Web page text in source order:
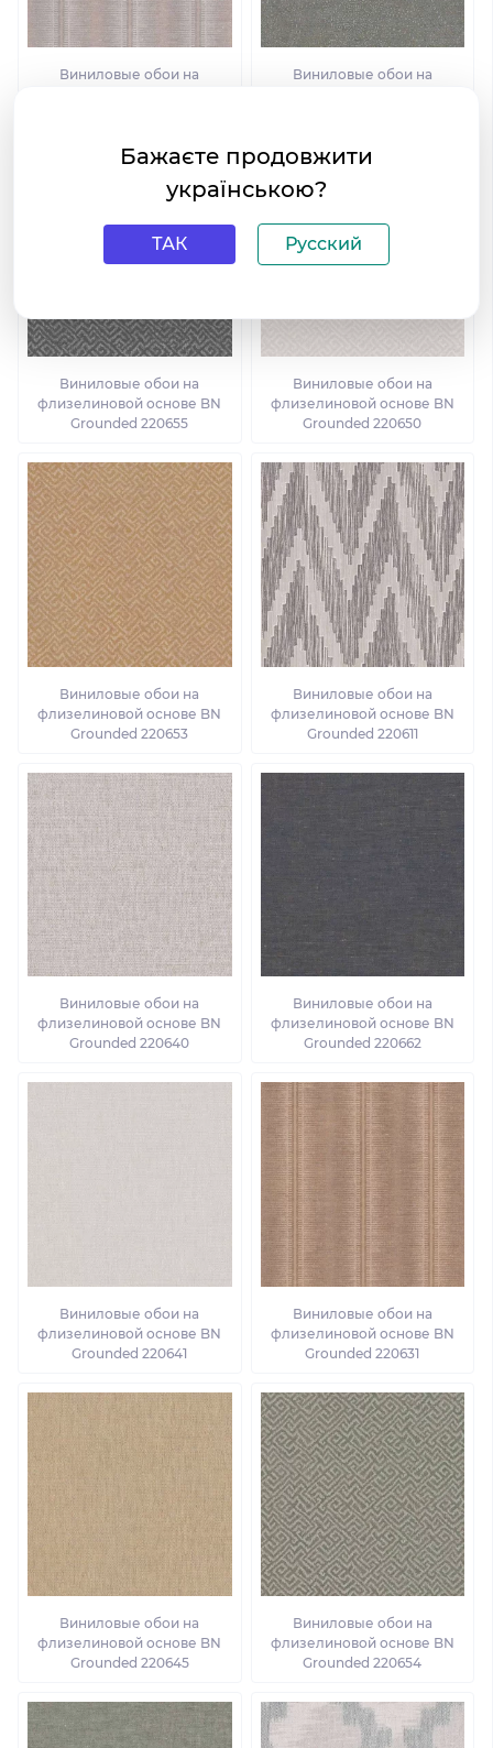
Виниловые обои на
Виниловые обои на
Виниловые обои на
флизелиновой основе BN
Grounded 220655
Виниловые обои на
флизелиновой основе BN
Grounded 220650
Виниловые обои на
флизелиновой основе BN
Grounded 220653
Виниловые обои на
флизелиновой основе BN
Grounded 220611
Виниловые обои на
флизелиновой основе BN
Grounded 220640
Виниловые обои на
флизелиновой основе BN
Grounded 220662
Виниловые обои на
флизелиновой основе BN
Grounded 220641
Виниловые обои на
флизелиновой основе BN
Grounded 220631
Виниловые обои на
флизелиновой основе BN
Grounded 220645
Виниловые обои на
флизелиновой основе BN
Grounded 220654
Бажаєте продовжити
українською?
ТАК Русский